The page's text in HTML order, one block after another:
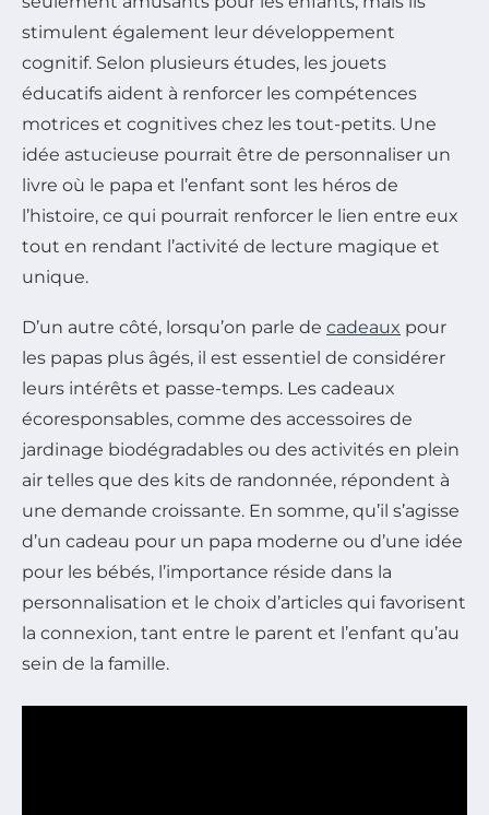
stimulent également leur développement
cognitif. Selon plusieurs études, les jouets
éducatifs aident à renforcer les compétences
motrices et cognitives chez les tout-petits. Une
idée astucieuse pourrait être de personnaliser un
livre où le papa et l’enfant sont les héros de
l’histoire, ce qui pourrait renforcer le lien entre eux
tout en rendant l’activité de lecture magique et
unique.
D’un autre côté, lorsqu’on parle de cadeaux pour
les papas plus âgés, il est essentiel de considérer
leurs intérêts et passe-temps. Les cadeaux
écoresponsables, comme des accessoires de
jardinage biodégradables ou des activités en plein
air telles que des kits de randonnée, répondent à
une demande croissante. En somme, qu’il s’agisse
d’un cadeau pour un papa moderne ou d’une idée
pour les bébés, l’importance réside dans la
personnalisation et le choix d’articles qui favorisent
la connexion, tant entre le parent et l’enfant qu’au
sein de la famille.